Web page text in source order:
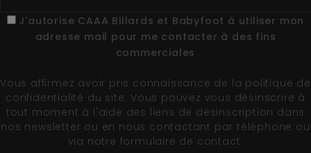
J'autorise CAAA Billards et Babyfoot à utiliser mon
adresse mail pour me contacter à des fins
commerciales
Vous affirmez avoir pris connaissance de la politique de
confidentialité du site. Vous pouvez vous désinscrire à
tout moment à l'aide des liens de désinscription dans
nos newsletter ou en nous contactant par téléphone ou
via notre formulaire de contact.